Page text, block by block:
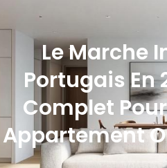
Le Marche
Portugais En
Complet
Appartement